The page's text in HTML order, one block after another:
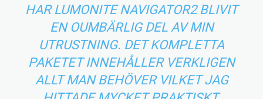
HAR LUMONITE NAVIGATOR2 BLIVIT
EN OUMBÄRLIG DEL AV MIN
UTRUSTNING. DET KOMPLETTA
PAKETET INNEHÅLLER VERKLIGEN
ALLT MAN BEHÖVER VILKET JAG